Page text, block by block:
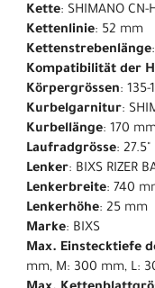
Kette: SHIMANO CN-
Kettenlinie: 52 mm
Kettenstrebenlänge
Kompatibilität der
Körpergrössen: 135-
Kurbelgarnitur:
Kurbellänge: 170
Laufradgrösse: 27.5"
Lenker: BIXS RIZER
Lenkerbreite: 740
Lenkerhöhe: 25 mm
Marke: BIXS
Max. Einstecktiefe
mm, M: 300 mm, L: